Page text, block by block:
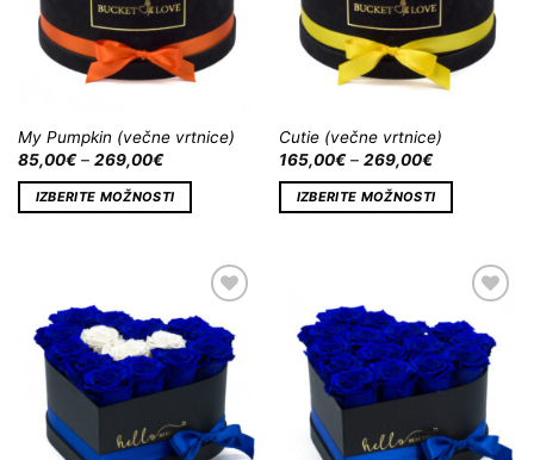
My Pumpkin (večne vrtnice)
85,00€– 269,00€
IZBERITE MOŽNOSTI
Cutie (večne vrtnice)
165,00€– 269,00€
IZBERITE MOŽNOSTI
Dodaj
na
Wishlist
Dodaj
na
Wishlist